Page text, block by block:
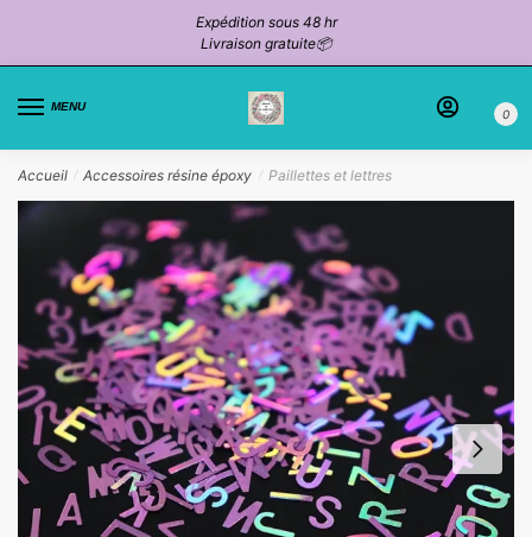
la
navigation
contenu
Expédition sous 48 hr
Livraison gratuite📦
MENU
0
Accueil / Accessoires résine époxy / Paillettes et lettres